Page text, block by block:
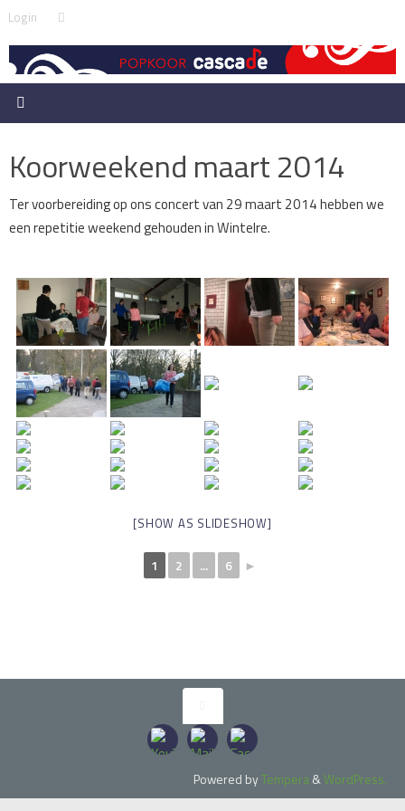
Skip
content
Login Search
Koorweekend maart 2014
Ter voorbereiding op ons concert van 29 maart 2014 hebben we
een repetitie weekend gehouden in Wintelre.
[SHOW AS SLIDESHOW]
1 2 ... 6 ►
Powered byTempera&WordPress.